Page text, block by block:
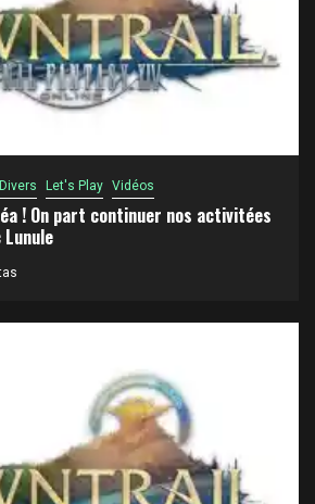
Let's Play Vidéos
! On part continuer nos activitées